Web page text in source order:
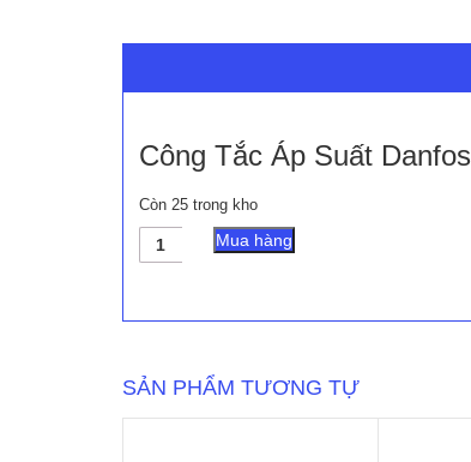
Công Tắc Áp Suất
Còn 25 trong kho
Công
Tắc
Danfoss
5100
Mua hàng
SẢN PHẨM TƯƠNG TỰ